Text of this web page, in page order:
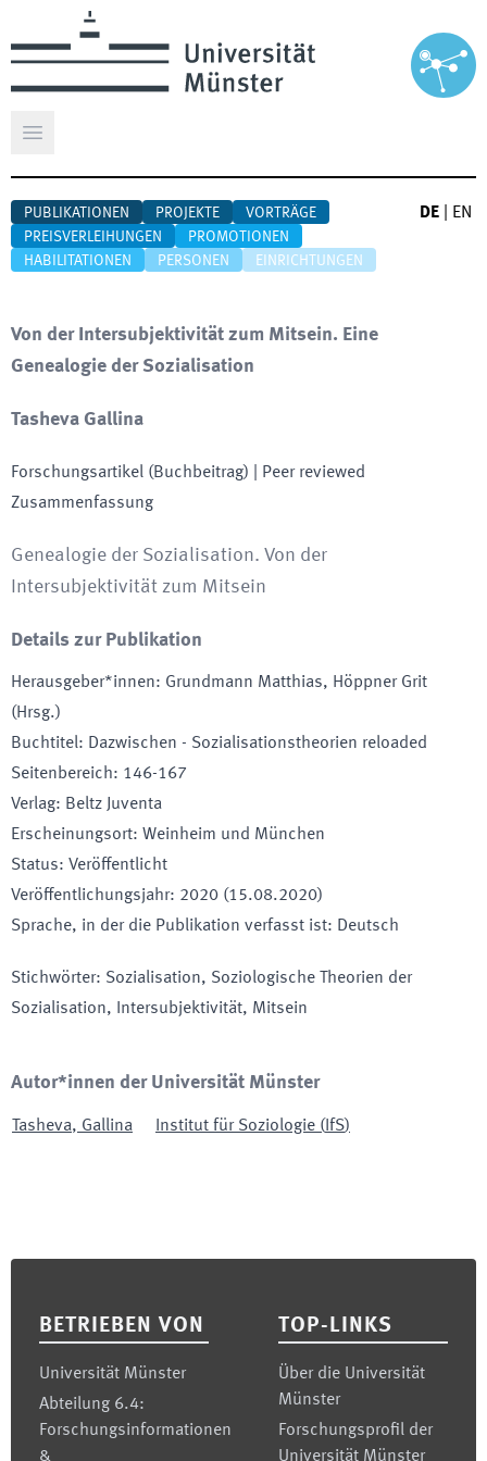
Hauptmenü öffnen
PUBLIKATIONEN PROJEKTE
VORTRÄGE
PREISVERLEIHUNGEN
PROMOTIONEN
HABILITATIONEN
PERSONEN EINRICHTUNGEN
DE EN
Von der Intersubjektivität zum Mitsein. Eine
Genealogie der Sozialisation
Tasheva Gallina
Forschungsartikel (Buchbeitrag) | Peer reviewed
Zusammenfassung
Genealogie der Sozialisation. Von der
Intersubjektivität zum Mitsein
Details zur Publikation
Herausgeber*innen: Grundmann Matthias, Höppner Grit
(Hrsg.)
Buchtitel: Dazwischen - Sozialisationstheorien reloaded
Seitenbereich: 146-167
Verlag: Beltz Juventa
Erscheinungsort: Weinheim und München
Status: Veröffentlicht
Veröffentlichungsjahr: 2020 (15.08.2020)
Sprache, in der die Publikation verfasst ist: Deutsch
Stichwörter: Sozialisation, Soziologische Theorien der
Sozialisation, Intersubjektivität, Mitsein
Autor*innen der Universität Münster
Tasheva, Gallina Institut für Soziologie ( IfS)
BETRIEBEN VON
Universität Münster
Abteilung 6.4:
Forschungsinformationen
&
TOP-LINKS
Über die Universität
Münster
Forschungsprofil der
Universität Münster